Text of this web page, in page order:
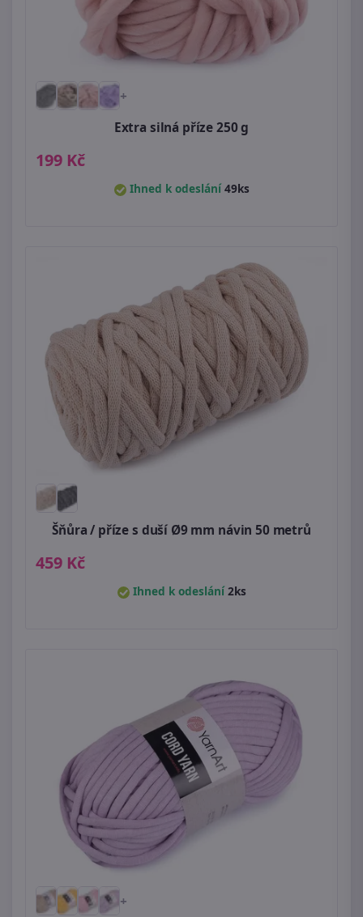
+
Extra silná příze 250 g
199 Kč
Ihned k odeslání49ks
Šňůra / příze s duší Ø9 mm návin 50 metrů
459 Kč
Ihned k odeslání2ks
+